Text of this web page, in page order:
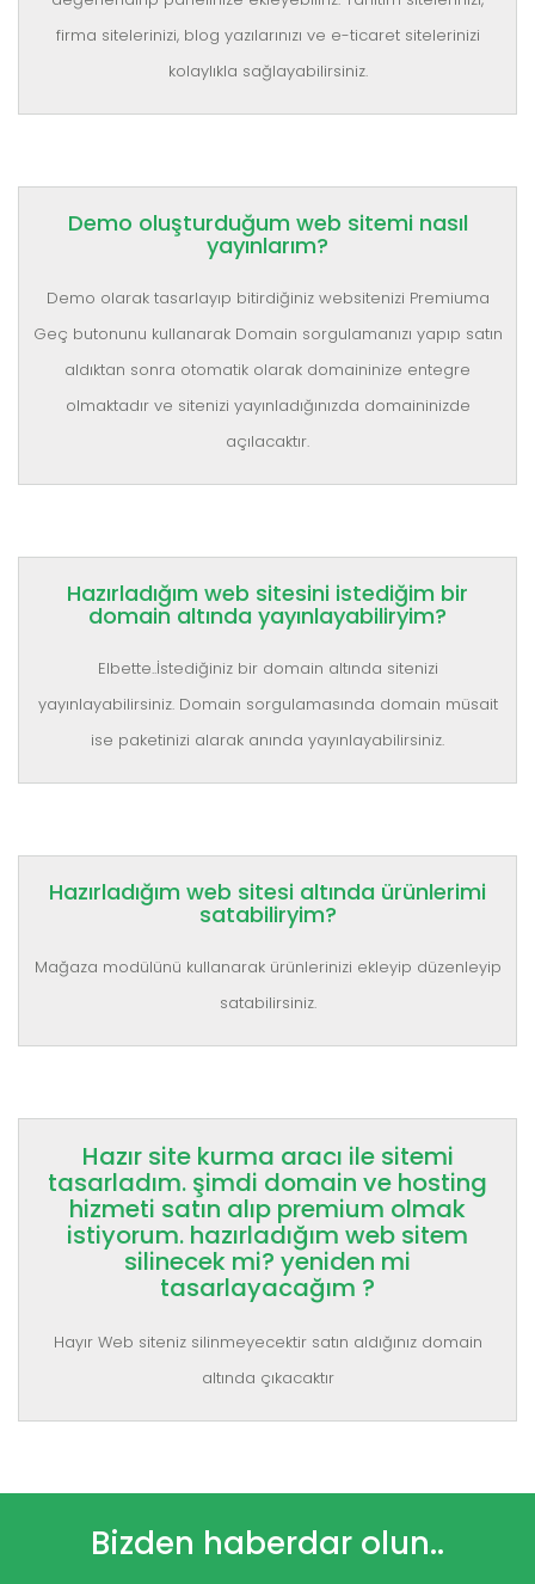
firma sitelerinizi, blog yazılarınızı ve e-ticaret sitelerinizi
kolaylıkla sağlayabilirsiniz.
Demo oluşturduğum web sitemi nasıl
yayınlarım?
Demo olarak tasarlayıp bitirdiğiniz websitenizi Premiuma
Geç butonunu kullanarak Domain sorgulamanızı yapıp satın
aldıktan sonra otomatik olarak domaininize entegre
olmaktadır ve sitenizi yayınladığınızda domaininizde
açılacaktır.
Hazırladığım web sitesini istediğim bir
domain altında yayınlayabiliryim?
Elbette..İstediğiniz bir domain altında sitenizi
yayınlayabilirsiniz. Domain sorgulamasında domain müsait
ise paketinizi alarak anında yayınlayabilirsiniz.
Hazırladığım web sitesi altında ürünlerimi
satabiliryim?
Mağaza modülünü kullanarak ürünlerinizi ekleyip düzenleyip
satabilirsiniz.
Hazır site kurma aracı ile sitemi
tasarladım. şimdi domain ve hosting
hizmeti satın alıp premium olmak
istiyorum. hazırladığım web sitem
silinecek mi? yeniden mi
tasarlayacağım ?
Hayır Web siteniz silinmeyecektir satın aldığınız domain
altında çıkacaktır
Bizden haberdar olun..